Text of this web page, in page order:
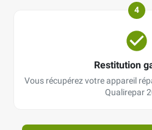
4
Restitution
Vous récupérez votre appareil
Qualirepar